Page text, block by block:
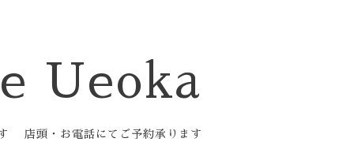
Ueoka
店頭・お電話にてご予約承ります